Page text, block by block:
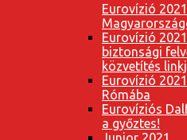
Eurovízió
Eurovízió
biztonsági
közvetítés
Eurovízió
Rómába
Eurovíziós
a győztes!